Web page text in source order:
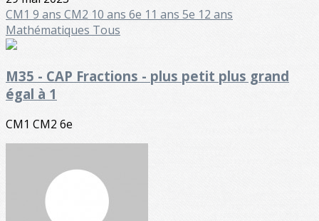
CM1 9 ans CM2 10 ans 6e 11 ans 5e 12 ans
Mathématiques Tous
M35 - CAP Fractions - plus petit plus grand
égal à 1
CM1 CM2 6e